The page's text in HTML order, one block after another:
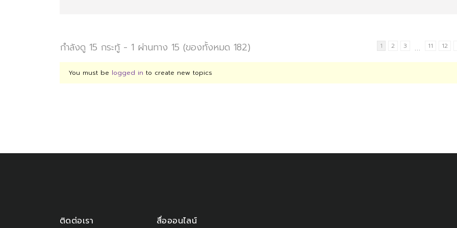
กำลังดู 15 กระทู้ - 1 ผ่านทาง 15 (ของทั้งหมด 182) 1 2 3 … 11 12
You must be logged in to create new topics
ติดต่อเรา สื่อออนไลน์